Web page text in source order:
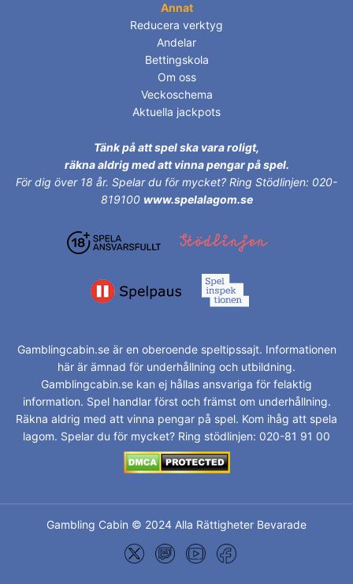
Annat
Reducera verktyg
Andelar
Bettingskola
Om oss
Veckoschema
Aktuella jackpots
Tänk på att spel ska vara roligt,
räkna aldrig med att vinna pengar på spel.
För dig över 18 år. Spelar du för mycket? Ring Stödlinjen: 020-
819100 www.spelalagom.se
Gamblingcabin.se är en oberoende speltipssajt. Informationen
här är ämnad för underhållning och utbildning.
Gamblingcabin.se kan ej hållas ansvariga för felaktig
information. Spel handlar först och främst om underhållning.
Räkna aldrig med att vinna pengar på spel. Kom ihåg att spela
lagom. Spelar du för mycket? Ring stödlinjen: 020-81 91 00
Gambling Cabin © 2024 Alla Rättigheter Bevarade